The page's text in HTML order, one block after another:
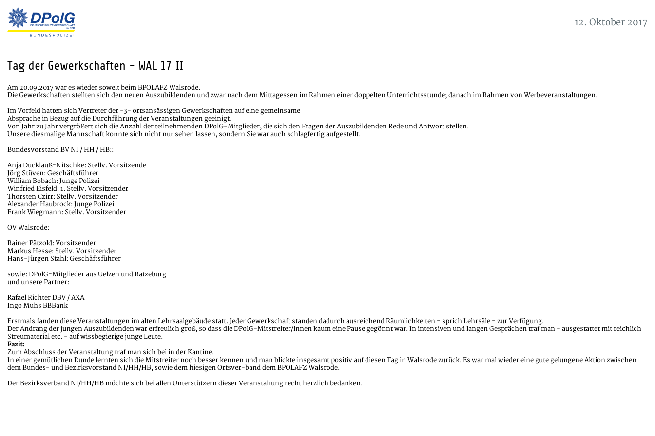
12. Oktober 2017
Tag der Gewerkschaften - WAL 17 II
Am 20.09.2017 war es wieder soweit beim BPOLAFZ Walsrode.
Die Gewerkschaften stellten sich den neuen Auszubildenden und zwar nach dem Mittagessen im Rahmen einer doppelten Unterrichtsstunde; danach im Rahmen von Werbeveranstaltungen.
Im Vorfeld hatten sich Vertreter der -3- ortsansässigen Gewerkschaften auf eine gemeinsame
Absprache in Bezug auf die Durchführung der Veranstaltungen geeinigt.
Von Jahr zu Jahr vergrößert sich die Anzahl der teilnehmenden DPolG-Mitglieder, die sich den Fragen der Auszubildenden Rede und Antwort stellen.
Unsere diesmalige Mannschaft konnte sich nicht nur sehen lassen, sondern Sie war auch schlagfertig aufgestellt.
Bundesvorstand BV NI / HH / HB::
Anja Ducklauß-Nitschke: Stellv. Vorsitzende
Jörg Stüven: Geschäftsführer
William Bobach: Junge Polizei
Winfried Eisfeld: 1. Stellv. Vorsitzender
Thorsten Czirr: Stellv. Vorsitzender
Alexander Haubrock: Junge Polizei
Frank Wiegmann: Stellv. Vorsitzender
OV Walsrode:
Rainer Pätzold: Vorsitzender
Markus Hesse: Stellv. Vorsitzender
Hans-Jürgen Stahl: Geschäftsführer
sowie: DPolG-Mitglieder aus Uelzen und Ratzeburg
und unsere Partner:
Rafael Richter DBV / AXA
Ingo Muhs BBBank
Erstmals fanden diese Veranstaltungen im alten Lehrsaalgebäude statt. Jeder Gewerkschaft standen dadurch ausreichend Räumlichkeiten - sprich Lehrsäle - zur Verfügung.
Der Andrang der jungen Auszubildenden war erfreulich groß, so dass die DPolG-Mitstreiter/innen kaum eine Pause gegönnt war. In intensiven und langen Gesprächen traf man - ausgestattet mit reichlich
Streumaterial etc. - auf wissbegierige junge Leute.
Fazit:
Zum Abschluss der Veranstaltung traf man sich bei in der Kantine.
In einer gemütlichen Runde lernten sich die Mitstreiter noch besser kennen und man blickte insgesamt positiv auf diesen Tag in Walsrode zurück. Es war mal wieder eine gute gelungene Aktion zwischen
dem Bundes- und Bezirksvorstand NI/HH/HB, sowie dem hiesigen Ortsver-band dem BPOLAFZ Walsrode.
Der Bezirksverband NI/HH/HB möchte sich bei allen Unterstützern dieser Veranstaltung recht herzlich bedanken.